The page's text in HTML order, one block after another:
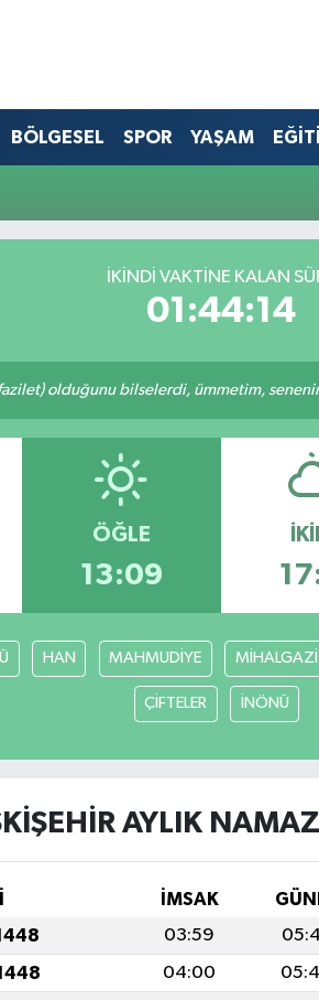
BÖLGESEL SPOR YAŞAM
İKINDI VAKTINE KALAN
01:44:14
olduğunu bilselerdi, ümmetim,
ÖĞLE
13:09
HAN MAHMUDİYE MİHALGAZİ
ÇİFTELER İNÖNÜ
AYLIK
İMSAK
03:59
04:00